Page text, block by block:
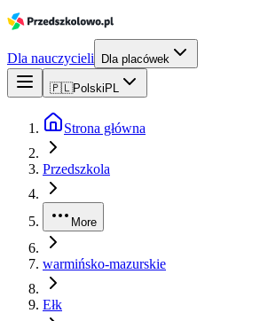
Dla nauczycieli Dla placówek
🇵🇱Polski PL
Strona główna
Przedszkola
More
warmińsko-mazurskie
Ełk